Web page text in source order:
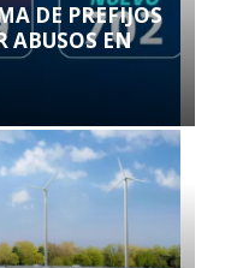
DE PREFIJOS
ABUSOS EN